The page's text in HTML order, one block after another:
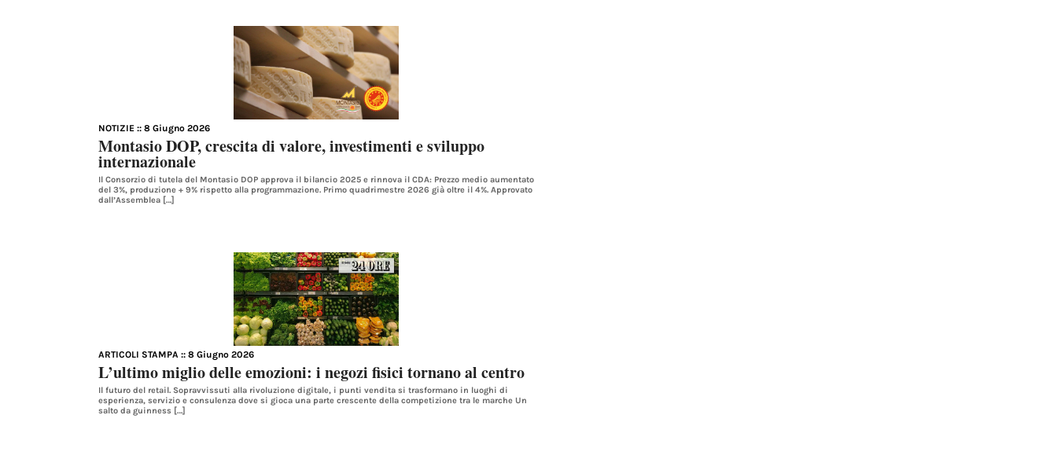
NOTIZIE :: 8 Giugno 2026
Montasio DOP, crescita di valore, investimenti e sviluppo
internazionale
Il Consorzio di tutela del Montasio DOP approva il bilancio 2025 e rinnova il CDA: Prezzo medio aumentato
del 3%, produzione + 9% rispetto alla programmazione. Primo quadrimestre 2026 già oltre il 4%. Approvato
dall’Assemblea […]
ARTICOLI STAMPA :: 8 Giugno 2026
L’ultimo miglio delle emozioni: i negozi fisici tornano al centro
Il futuro del retail. Sopravvissuti alla rivoluzione digitale, i punti vendita si trasformano in luoghi di
esperienza, servizio e consulenza dove si gioca una parte crescente della competizione tra le marche Un
salto da guinness […]